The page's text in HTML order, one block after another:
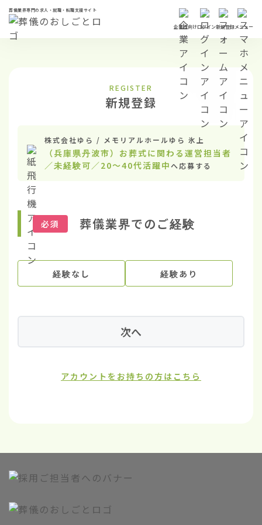
葬儀業界専門の求人・就職・転職支援サイト
企業様向けログイン新規登録メニュー
REGISTER
新規登録
株式会社ゆら / メモリアルホールゆら 氷上
（兵庫県丹波市）お葬式に関わる運営担当者
／未経験可／20〜40代活躍中へ応募する
必須 葬儀業界でのご経験
経験なし 経験あり
次へ
アカウントをお持ちの方はこちら